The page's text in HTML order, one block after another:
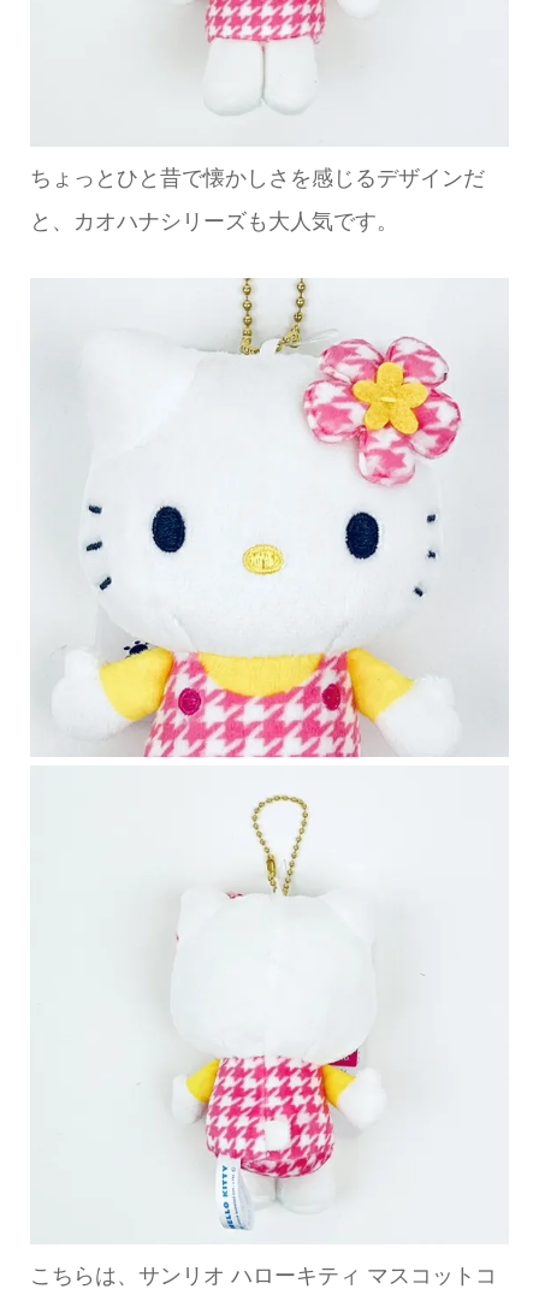
ちょっとひと昔で懐かしさを感じるデザインだ
と、カオハナシリーズも大人気です。
こちらは、サンリオ ハローキティ マスコットコ